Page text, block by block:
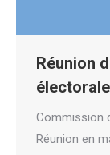
Réunion
Commission
Réunion en